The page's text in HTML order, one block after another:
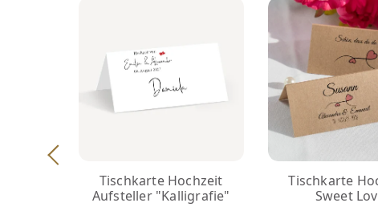
Tischkarte Hochzeit
Aufsteller "Kalligrafie"
Tischkarte
Sweet